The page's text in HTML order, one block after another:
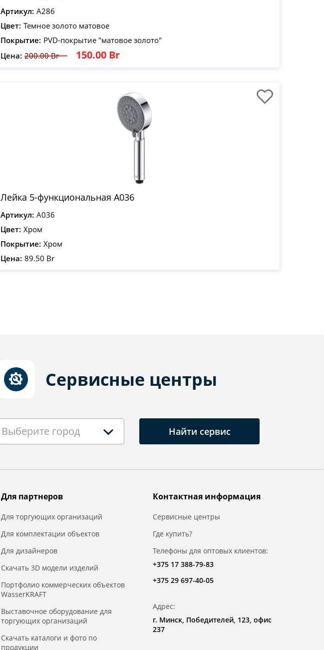
Артикул: A286
Цвет: Темное золото матовое
Покрытие: PVD-покрытие "матовое золото"
Цена: 200.00 Br 150.00 Br
Лейка 5-функциональная A036
Артикул: A036
Цвет: Хром
Покрытие: Хром
Цена: 89.50 Br
Сервисные центры
Выберите город Найти сервис
Для партнеров
Для торгующих организаций
Для комплектации объектов
Для дизайнеров
Скачать 3D модели изделий
Портфолио коммерческих объектов
WasserKRAFT
Выставочное оборудование для
торгующих организаций
Скачать каталоги и фото по
продукции
Контактная информация
Сервисные центры
Где купить?
Телефоны для оптовых клиентов:
+375 17 388-79-83
+375 29 697-40-05
Адрес:
г. Минск, Победителей, 123, офис
237